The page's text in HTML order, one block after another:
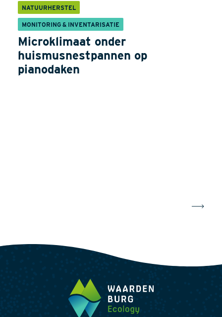
NATUURHERSTEL
MONITORING & INVENTARISATIE
Microklimaat onder
huismusnestpannen op
pianodaken